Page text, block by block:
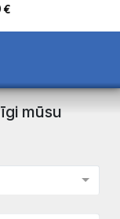
€
mūsu